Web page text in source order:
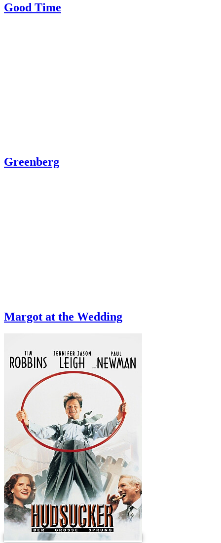
Good Time
Greenberg
Margot at the Wedding